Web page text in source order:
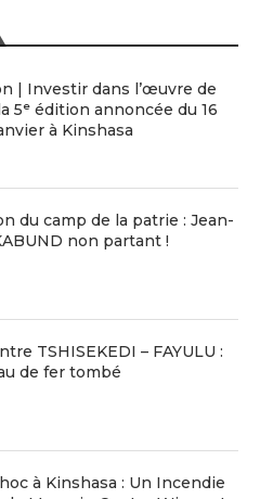
| Investir dans l’œuvre de
5ᵉ édition annoncée du 16
à Kinshasa
du camp de la patrie : Jean-
non partant !
TSHISEKEDI – FAYULU :
de fer tombé
à Kinshasa : Un Incendie